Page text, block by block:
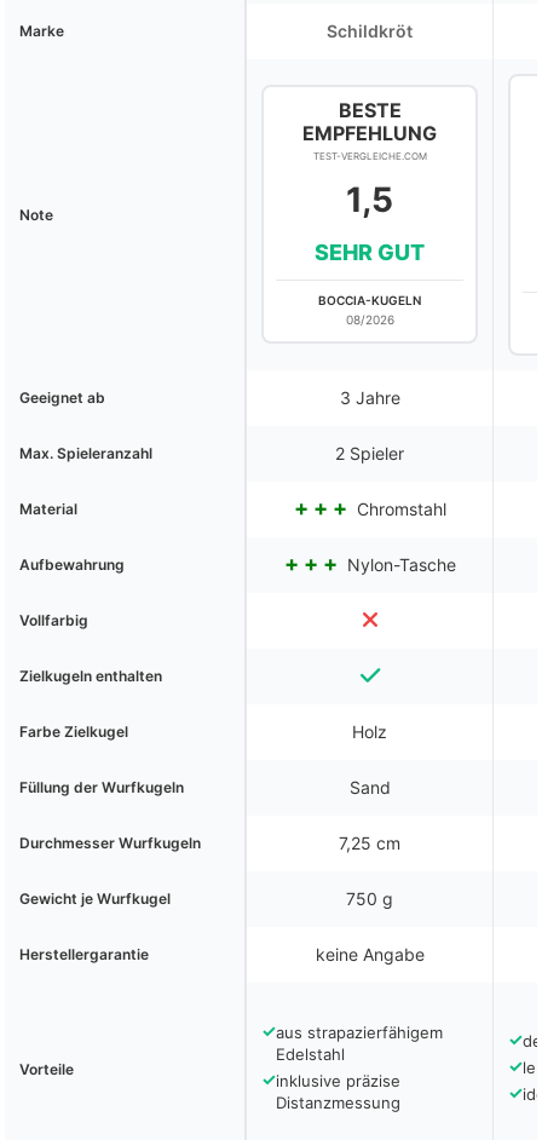
Marke Schildkröt
Note
BESTE
EMPFEHLUNG
TEST-VERGLEICHE.COM
1,5
SEHR GUT
BOCCIA-KUGELN
08/2026
Geeignet ab 3 Jahre
Max. Spieleranzahl 2 Spieler
Material Chromstahl
Aufbewahrung Nylon-Tasche
Vollfarbig
Zielkugeln enthalten
Farbe Zielkugel Holz
Füllung der Wurfkugeln Sand
Durchmesser Wurfkugeln 7,25 cm
Gewicht je Wurfkugel 750 g
Herstellergarantie keine Angabe
Vorteile
✓aus strapazierfähigem
Edelstahl
✓inklusive präzise
Distanzmessung
✓
✓
✓